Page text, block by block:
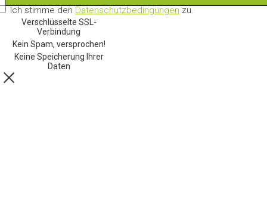
Ich stimme den Datenschutzbedingungen zu.
Verschlüsselte SSL-
Verbindung
Kein Spam, versprochen!
Keine Speicherung Ihrer
Daten